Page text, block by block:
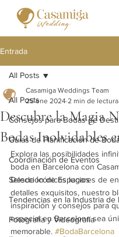
Entrada
All Posts
Consejos para Bodas de
Guías de Planificación de
Coordinación de Eventos
Selección de Espacios
Tendencias en la Industria de
Fotografía y Videografía
All Posts
Descubre la Magia
Bodas Inolvidables
Casamiga Weddings Team
25 ene 2024 2 min de lectura
Explora las posibilidades
boda en Barcelona con
Desde icónicos lugares de
detalles exquisitos, nuestro
inspiración y consejos para
especial en Barcelona sea
memorable. #BodaBarcelona